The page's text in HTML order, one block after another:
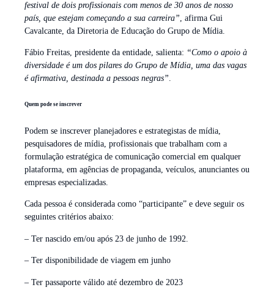
festival de dois profissionais com menos de 30 anos de nosso
país, que estejam começando a sua carreira” , afirma Gui
Cavalcante, da Diretoria de Educação do Grupo de Mídia.
Fábio Freitas, presidente da entidade, salienta: “Como o apoio à
diversidade é um dos pilares do Grupo de Mídia, uma das vagas
é afirmativa, destinada a pessoas negras”.
Quem pode se inscrever
Podem se inscrever planejadores e estrategistas de mídia,
pesquisadores de mídia, profissionais que trabalham com a
formulação estratégica de comunicação comercial em qualquer
plataforma, em agências de propaganda, veículos, anunciantes ou
empresas especializadas.
Cada pessoa é considerada como “participante” e deve seguir os
seguintes critérios abaixo:
– Ter nascido em/ou após 23 de junho de 1992.
– Ter disponibilidade de viagem em junho
– Ter passaporte válido até dezembro de 2023